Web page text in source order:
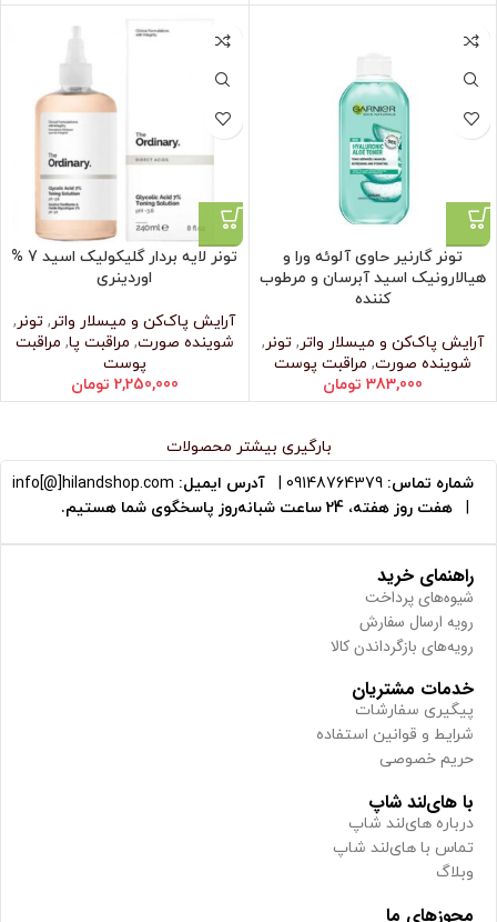
تونر گارنیر حاوی آلوئه ورا و
هیالارونیک اسید آبرسان و مرطوب
کننده
آرایش پاک‌کن و میسلار واتر,تونر,
شوینده صورت, مراقبت پوست
383,000 تومان
تونر لایه بردار گلیکولیک اسید 7 %
اوردینری
آرایش پاک‌کن و میسلار واتر, تونر,
شوینده صورت, مراقبت پا, مراقبت
پوست
2,250,000 تومان
بارگیری بیشتر محصولات
شماره تماس: 09148764379
| آدرس ایمیل: info[@]hilandshop.com
|
هفت روز هفته، 24 ساعت شبانه‌روز پاسخگوی شما هستیم.
راهنمای خرید
شیوه‌های پرداخت
رویه ارسال سفارش
رویه‌های بازگرداندن کالا
خدمات مشتریان
پیگیری سفارشات
شرایط و قوانین استفاده
حریم خصوصی
با های‌لند شاپ
درباره های‌لند شاپ
تماس با های‌لند شاپ
وبلاگ
مجوزهای ما